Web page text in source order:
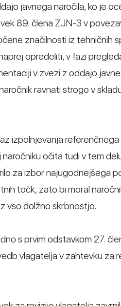
javnega naročila, ko je
89. člena ZJN-3 v
značilnosti iz tehničnih
opredeliti, v fazi
v zvezi z oddajo
ravnati strogo v
izpolnjevanja
očita tudi v tem
za izbor najugodnejšega
točk, zato bi moral
vso dolžno skrbnostjo.
s prvim odstavkom 27.
vlagatelja v zahtevku za